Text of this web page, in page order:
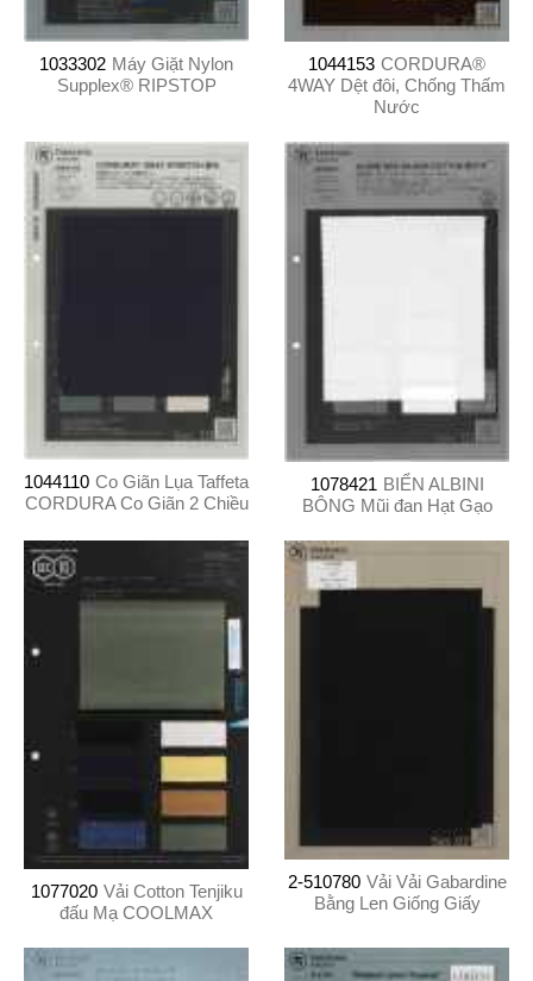
1033302 Máy Giặt Nylon
Supplex® RIPSTOP
1044153 CORDURA®
4WAY Dệt đôi, Chống Thấm
Nước
1044110 Co Giãn Lụa Taffeta
CORDURA Co Giãn 2 Chiều
1078421 BIỂN ALBINI
BÔNG Mũi đan Hạt Gạo
1077020 Vải Cotton Tenjiku
đấu Mạ COOLMAX
2-510780 Vải Vải Gabardine
Bằng Len Giống Giấy